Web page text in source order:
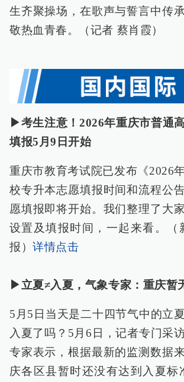
生齐聚操场，在歌声与誓言中传
敬热血青春。（记者 蔡肖霞）
▶考生注意！2026年重庆市普通
填报5月9日开始
重庆市教育考试院已发布《2026
校专升本志愿填报时间和流程公
愿填报即将开始。我们整理了大
设置及填报时间，一起来看。（
报）详情点击
▶立夏≠入夏，气象专家：重庆暂
5月5日当天是二十四节气中的立
入夏了吗？5月6日，记者专门采
专家表示，根据最新的监测数据
庆各区县暂时还没有达到入夏标